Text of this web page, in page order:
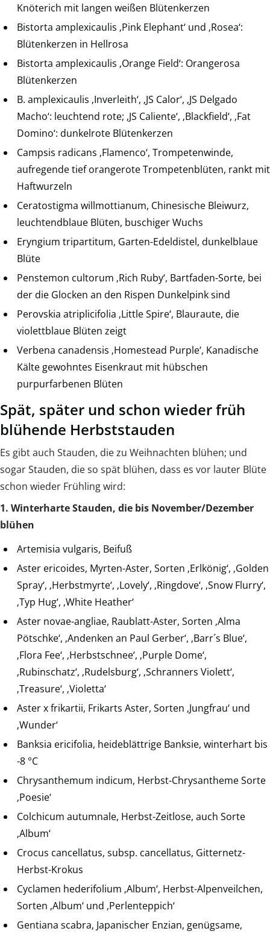
Knöterich mit langen weißen Blütenkerzen
Bistorta amplexicaulis ‚Pink Elephant‘ und ‚Rosea‘:
Blütenkerzen in Hellrosa
Bistorta amplexicaulis ‚Orange Field‘: Orangerosa
Blütenkerzen
B. amplexicaulis ‚Inverleith‘, ‚JS Calor‘, ‚JS Delgado
Macho‘: leuchtend rote; ‚JS Caliente‘, ‚Blackfield‘, ‚Fat
Domino‘: dunkelrote Blütenkerzen
Campsis radicans ‚Flamenco‘, Trompetenwinde,
aufregende tief orangerote Trompetenblüten, rankt mit
Haftwurzeln
Ceratostigma willmottianum, Chinesische Bleiwurz,
leuchtendblaue Blüten, buschiger Wuchs
Eryngium tripartitum, Garten-Edeldistel, dunkelblaue
Blüte
Penstemon cultorum ‚Rich Ruby‘, Bartfaden-Sorte, bei
der die Glocken an den Rispen Dunkelpink sind
Perovskia atriplicifolia ‚Little Spire‘, Blauraute, die
violettblaue Blüten zeigt
Verbena canadensis ‚Homestead Purple‘, Kanadische
Kälte gewohntes Eisenkraut mit hübschen
purpurfarbenen Blüten
Spät, später und schon wieder früh
blühende Herbststauden
Es gibt auch Stauden, die zu Weihnachten blühen; und
sogar Stauden, die so spät blühen, dass es vor lauter Blüte
schon wieder Frühling wird:
1. Winterharte Stauden, die bis November/Dezember
blühen
Artemisia vulgaris, Beifuß
Aster ericoides, Myrten-Aster, Sorten ‚Erlkönig‘, ‚Golden
Spray‘, ‚Herbstmyrte‘, ‚Lovely‘, ‚Ringdove‘, ‚Snow Flurry‘,
‚Typ Hug‘, ‚White Heather‘
Aster novae-angliae, Raublatt-Aster, Sorten ‚Alma
Pötschke‘, ‚Andenken an Paul Gerber‘, ‚Barr´s Blue‘,
‚Flora Fee‘, ‚Herbstschnee‘, ‚Purple Dome‘,
‚Rubinschatz‘, ‚Rudelsburg‘, ‚Schranners Violett‘,
‚Treasure‘, ‚Violetta‘
Aster x frikartii, Frikarts Aster, Sorten ‚Jungfrau‘ und
‚Wunder‘
Banksia ericifolia, heideblättrige Banksie, winterhart bis
-8 °C
Chrysanthemum indicum, Herbst-Chrysantheme Sorte
‚Poesie‘
Colchicum autumnale, Herbst-Zeitlose, auch Sorte
‚Album‘
Crocus cancellatus, subsp. cancellatus, Gitternetz-
Herbst-Krokus
Cyclamen hederifolium ‚Album‘, Herbst-Alpenveilchen,
Sorten ‚Album‘ und ‚Perlenteppich‘
Gentiana scabra, Japanischer Enzian, genügsame,